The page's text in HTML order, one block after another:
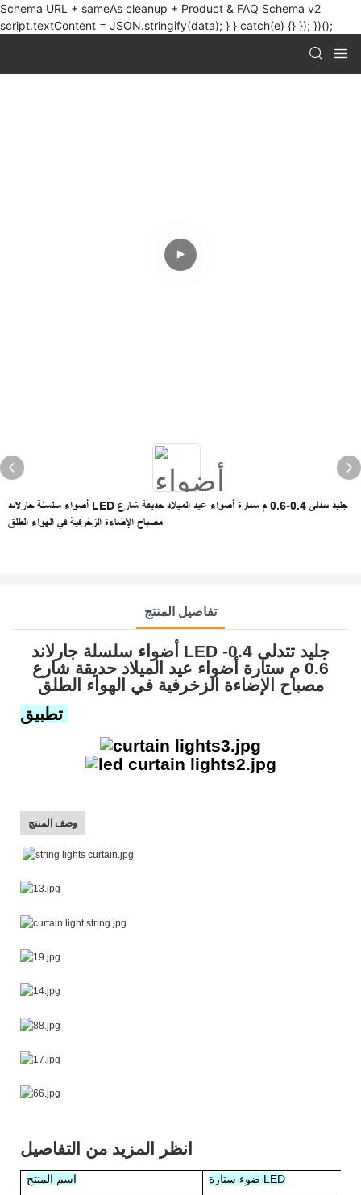
Schema URL + sameAs cleanup + Product & FAQ Schema v2
script.textContent = JSON.stringify(data); } } catch(e) {} }); })();
أضواء سلسلة جارلاند LED جليد تتدلى 0.4-0.6 م ستارة أضواء عيد الميلاد حديقة شارع
مصباح الإضاءة الزخرفية في الهواء الطلق
تفاصيل المنتج
أضواء سلسلة جارلاند LED جليد تتدلى 0.4-
0.6 م ستارة أضواء عيد الميلاد حديقة شارع
مصباح الإضاءة الزخرفية في الهواء الطلق
وصف المنتج
انظر المزيد من التفاصيل
اسم المنتج ضوء ستارة LED